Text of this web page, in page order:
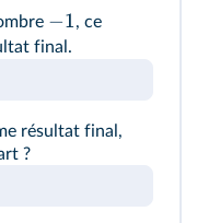
−1, ce
final.
résultat final,
?